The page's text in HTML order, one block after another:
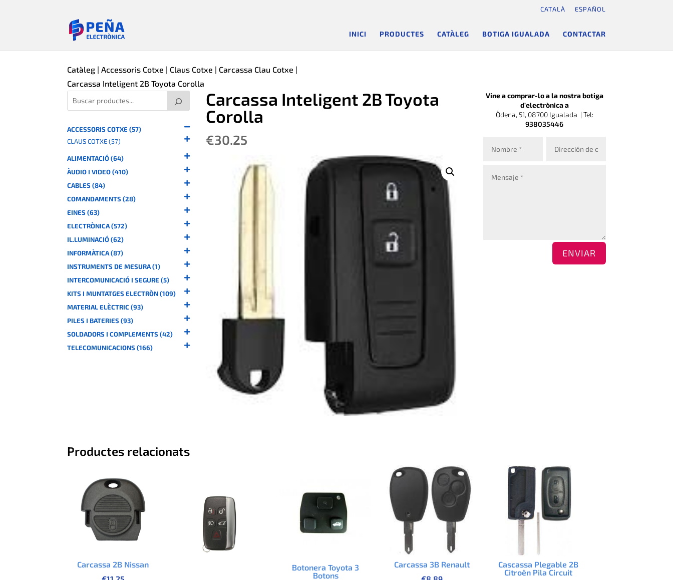
CATALÀ ESPAÑOL
INICI PRODUCTES CATÀLEG BOTIGA IGUALADA CONTACTAR
Catàleg | Accessoris Cotxe | Claus Cotxe | Carcassa Clau Cotxe |
Carcassa Inteligent 2B Toyota Corolla
ACCESSORIS COTXE (57)
CLAUS COTXE (57)
ALIMENTACIÓ (64)
ÀUDIO I VIDEO (410)
CABLES (84)
COMANDAMENTS (28)
EINES (63)
ELECTRÒNICA (572)
IL.LUMINACIÓ (62)
INFORMÀTICA (87)
INSTRUMENTS DE MESURA (1)
INTERCOMUNICACIÓ I SEGURE (5)
KITS I MUNTATGES ELECTRÒN (109)
MATERIAL ELÈCTRIC (93)
PILES I BATERIES (93)
SOLDADORS I COMPLEMENTS (42)
TELECOMUNICACIONS (166)
Carcassa Inteligent 2B Toyota
Corolla
€30.25
Vine a comprar-lo a la nostra botiga
d’electrònica a
Òdena, 51, 08700 Igualada | Tel:
938035446
ENVIAR
Productes relacionats
Carcassa 2B Nissan
Botonera Toyota 3
Botons
Carcassa 3B Renault
Cascassa Plegable 2B
Citroën Pila Circuit